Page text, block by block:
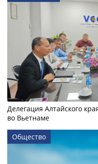
Делегация Алтайского
во Вьетнаме
Общество